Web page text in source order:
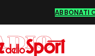
ABBONATI